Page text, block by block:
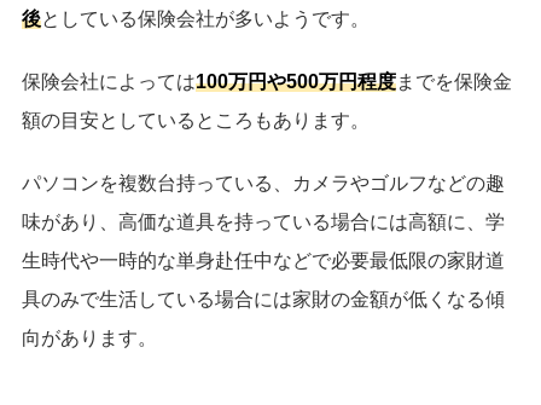
後としている保険会社が多いようです。
保険会社によっては100万円や500万円程度までを保険金
額の目安としているところもあります。
パソコンを複数台持っている、カメラやゴルフなどの趣
味があり、高価な道具を持っている場合には高額に、学
生時代や一時的な単身赴任中などで必要最低限の家財道
具のみで生活している場合には家財の金額が低くなる傾
向があります。